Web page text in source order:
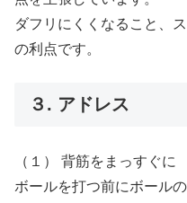
ダフリにくくなること、
の利点です。
３. アドレス
（１） 背筋をまっすぐに
ボールを打つ前にボール